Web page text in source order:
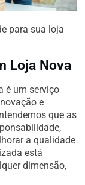
para sua loja
Loja Nova
é um serviço
e
que as
a qualidade
está
dimensão,